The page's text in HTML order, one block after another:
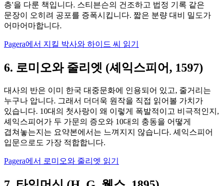
층'을 다룬 책입니다. 스티븐슨의 건조하고 법정 기록 같은
문장이 오히려 공포를 증폭시킵니다. 짧은 분량 대비 밀도가
어마어마합니다.
Pagera에서 지킬 박사와 하이드 씨 읽기
6. 로미오와 줄리엣 (셰익스피어, 1597)
대사의 반은 이미 한국 대중문화에 인용되어 있고, 줄거리는
누구나 압니다. 그래서 더더욱 원작을 직접 읽어볼 가치가
있습니다. 10대의 첫사랑이 왜 이렇게 폭발적이고 비극적인지,
셰익스피어가 두 가문의 증오와 10대의 충동을 어떻게
겹쳐놓는지는 요약본에서는 느껴지지 않습니다. 셰익스피어
입문으로도 가장 적합합니다.
Pagera에서 로미오와 줄리엣 읽기